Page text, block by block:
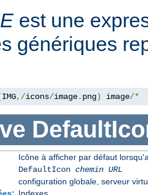
est une
génériques
IMG,/icons/image. png) image/*
Icône à afficher par défaut
DefaultIcon chemin URL
configuration globale, serveur